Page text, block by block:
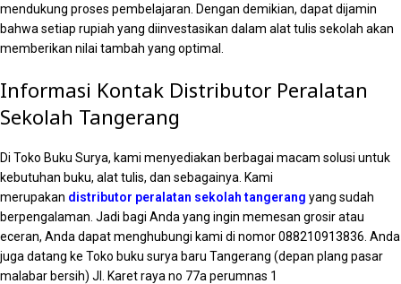
mendukung proses pembelajaran. Dengan demikian, dapat dijamin
bahwa setiap rupiah yang diinvestasikan dalam alat tulis sekolah akan
memberikan nilai tambah yang optimal.
Informasi Kontak Distributor Peralatan
Sekolah Tangerang
Di Toko Buku Surya, kami menyediakan berbagai macam solusi untuk
kebutuhan buku, alat tulis, dan sebagainya. Kami
merupakan distributor peralatan sekolah tangerang yang sudah
berpengalaman. Jadi bagi Anda yang ingin memesan grosir atau
eceran, Anda dapat menghubungi kami di nomor 088210913836. Anda
juga datang ke Toko buku surya baru Tangerang (depan plang pasar
malabar bersih) Jl. Karet raya no 77a perumnas 1